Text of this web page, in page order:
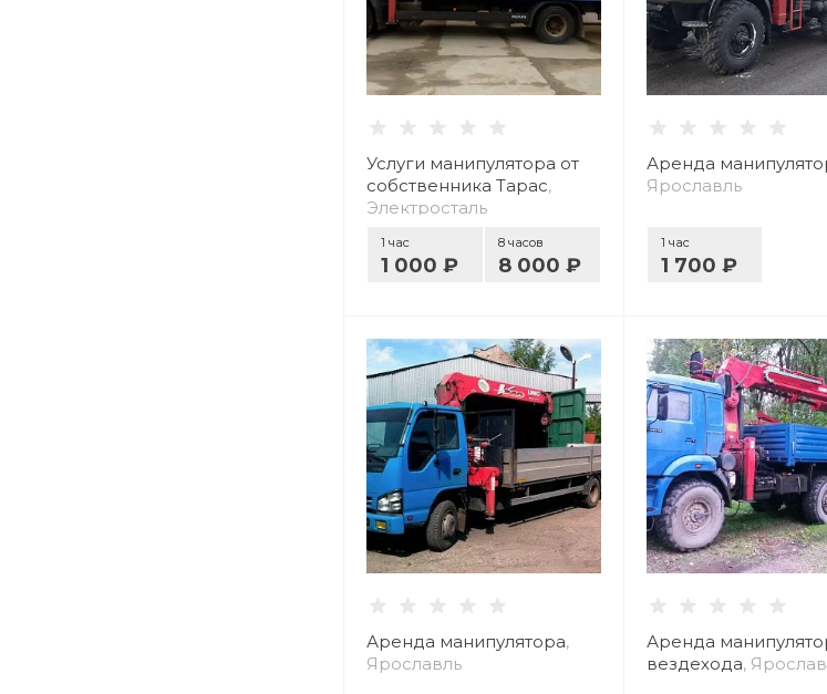
Услуги манипулятора от
собственника Тарас,
Электросталь
1 час
1 000 ₽
8 часов
8 000 ₽
Аренда
Ярославль
1 час
1 700 ₽
Аренда манипулятора,
Ярославль
Аренда
вездехода,